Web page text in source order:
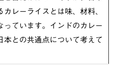
カレーライスとは味、材料、
っています。インドのカレー
本との共通点について考えて